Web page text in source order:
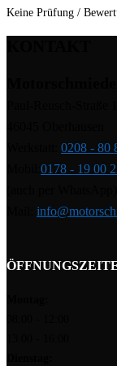
Keine Prüfung /
0208 - 80
0178 - 19 00